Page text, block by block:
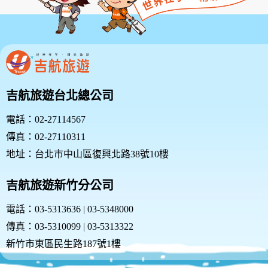
吉航旅遊台北總公司
電話：02-27114567
傳真：02-27110311
地址：台北市中山區復興北路38號10樓
吉航旅遊新竹分公司
電話：03-5313636 | 03-5348000
傳真：03-5310099 | 03-5313322
新竹市東區民生路187號1樓